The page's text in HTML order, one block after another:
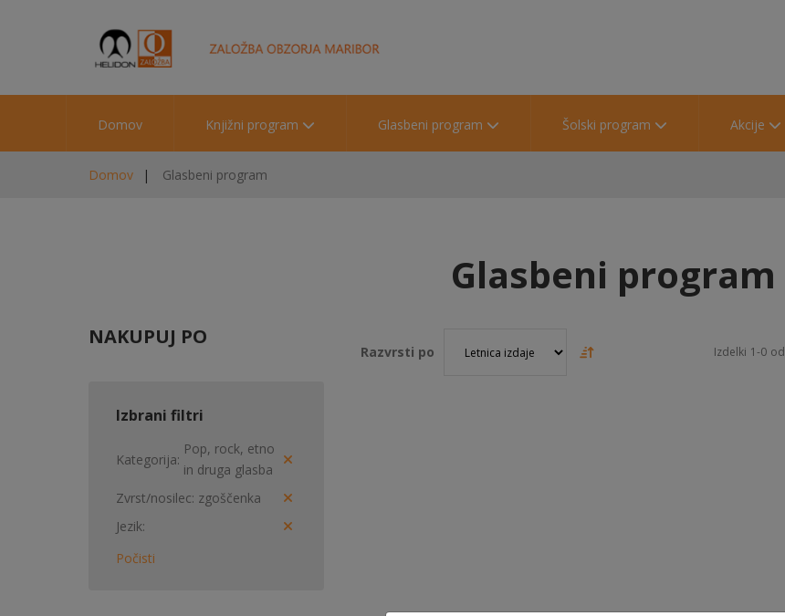
Domov Knjižni program Glasbeni program Šolski program Akcije
Domov Glasbeni program
Glasbeni program
Razvrsti po Izdelki 1-0 od
NAKUPUJ PO
Izbrani filtri
Kategorija
Pop, rock, etno
in druga glasba
Zvrst/nosilec zgoščenka
Jezik
Počisti